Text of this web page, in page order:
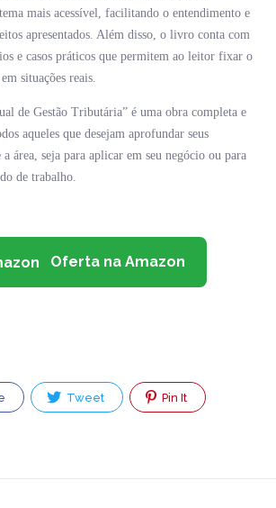
mais acessível, facilitando o entendimento e
apresentados. Além disso, o livro conta com
e casos práticos que permitem ao leitor fixar o
situações reais.
de Gestão Tributária” é uma obra completa e
aqueles que desejam aprofundar seus
a área, seja para aplicar em seu negócio ou para
de trabalho.
Oferta na Amazon
Tweet Pin It